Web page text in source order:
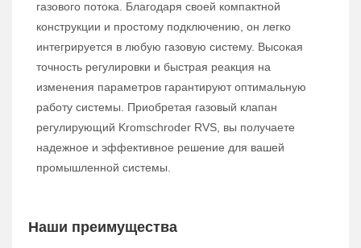
газового потока. Благодаря своей компактной
конструкции и простому подключению, он легко
интегрируется в любую газовую систему. Высокая
точность регулировки и быстрая реакция на
изменения параметров гарантируют оптимальную
работу системы. Приобретая газовый клапан
регулирующий Kromschroder RVS, вы получаете
надежное и эффективное решение для вашей
промышленной системы.
Наши преимущества